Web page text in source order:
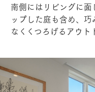
南側にはリビングに
ップした庭も含め、
なくくつろげるアウト